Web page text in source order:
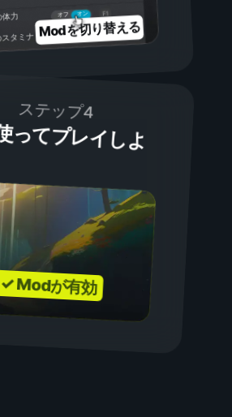
オン
オフ
力
タミナ Modを切り替える
ステップ4
ってプレイしよ
✓ Modが有効